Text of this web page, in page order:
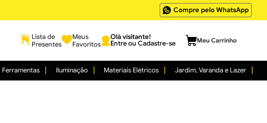
Compre pelo WhatsApp
Lista de
Presentes
Meus
Favoritos
Entre ou Cadastre-se
Ferramentas Iluminação Materiais Elétricos Jardim, Varanda e Lazer